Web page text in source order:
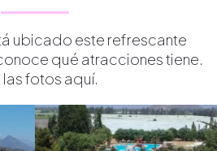
ubicado este refrescante
qué atracciones tiene.
las fotos aquí.